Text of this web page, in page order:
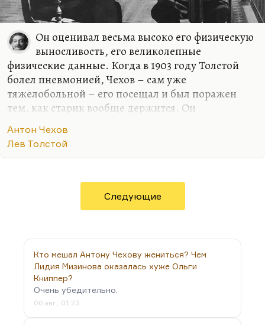
Он оценивал весьма высоко его физическую
выносливость, его великолепные
физические данные. Когда в 1903 году Толстой
болел пневмонией, Чехов – сам уже
тяжелобольной – его посещал и был поражен
тем, как старик вообще держится. Он
болел в Гаспре, Чехов его навещал. Да, я думаю,
что у Чехова были серьезные поводы восхищаться
был к этому времени абсолютно разрушен. Он
«Пока у человека легкие хороши, у
него все хорошо».
Антон Чехов
Лев Толстой
Следующие
Кто мешал Антону Чехову жениться? Чем
Лидия Мизинова оказалась хуже Ольги
Книппер?
Очень убедительно.
06 авг., 01:23